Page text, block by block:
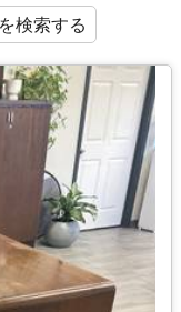
検索する